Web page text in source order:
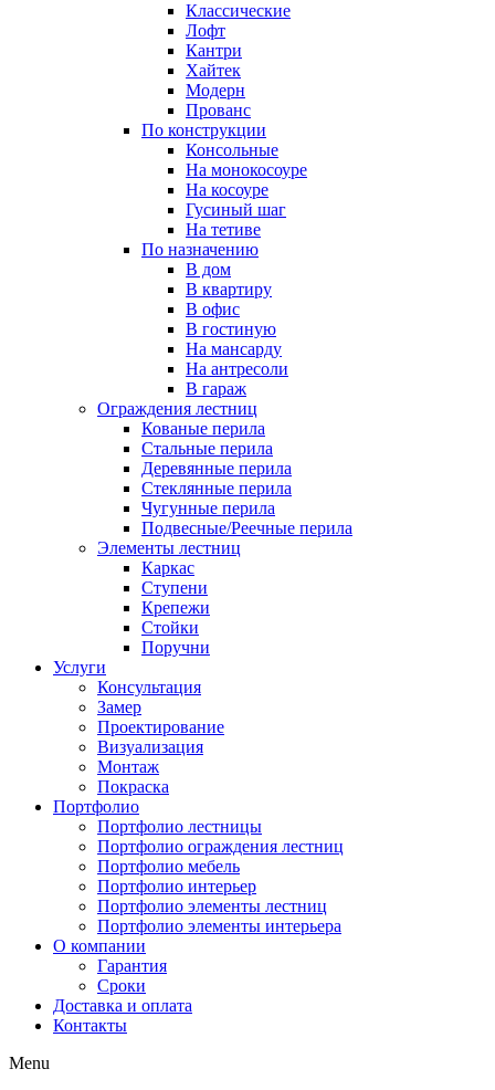
Классические
Лофт
Кантри
Хайтек
Модерн
Прованс
По конструкции
Консольные
На монокосоуре
На косоуре
Гусиный шаг
На тетиве
По назначению
В дом
В квартиру
В офис
В гостиную
На мансарду
На антресоли
В гараж
Ограждения лестниц
Кованые перила
Стальные перила
Деревянные перила
Стеклянные перила
Чугунные перила
Подвесные/Реечные перила
Элементы лестниц
Каркас
Ступени
Крепежи
Стойки
Поручни
Услуги
Консультация
Замер
Проектирование
Визуализация
Монтаж
Покраска
Портфолио
Портфолио лестницы
Портфолио ограждения лестниц
Портфолио мебель
Портфолио интерьер
Портфолио элементы лестниц
Портфолио элементы интерьера
О компании
Гарантия
Сроки
Доставка и оплата
Контакты
Menu